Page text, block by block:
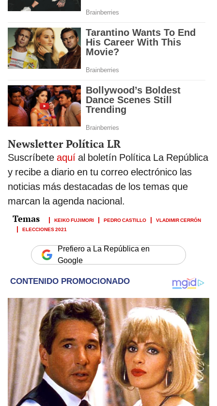
Newsletter Política LR
Suscríbete aquí al boletín Política La República
y recibe a diario en tu correo electrónico las
noticias más destacadas de los temas que
marcan la agenda nacional.
KEIKO FUJIMORI PEDRO CASTILLO
VLADIMIR CERRÓN
ELECCIONES 2021
Prefiero a La República en
Google